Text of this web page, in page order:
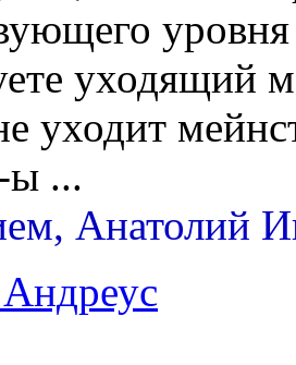
уходящий
уходит
ы ...
Анатолий